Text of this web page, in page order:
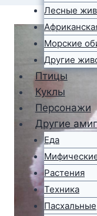
Лесные
Морские
Другие
Птицы
Куклы
Персонажи
Другие
Еда
Растения
Техника
Пасхальные